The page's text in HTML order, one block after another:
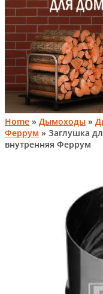
Home » Дымоходы »
Феррум » Заглушка
внутренняя Феррум